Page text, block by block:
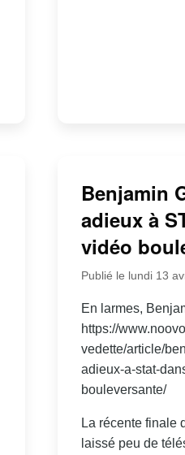
Benjamin
adieux à
vidéo
Publié le lundi 13
En larmes,
https://
vedette/article/
adieux-a-stat-
bouleversante/
La récente finale
laissé peu de